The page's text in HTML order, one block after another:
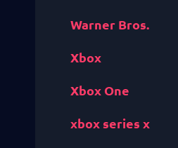
Warner Bros.
Xbox
Xbox One
xbox series x